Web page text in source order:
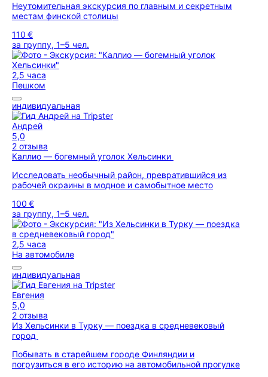
Неутомительная экскурсия по главным и секретным
местам финской столицы
110 €
за группу, 1–5 чел.
2,5 часа
Пешком
индивидуальная
Андрей
5,0
2 отзыва
Каллио — богемный уголок Хельсинки
Исследовать необычный район, превратившийся из
рабочей окраины в модное и самобытное место
100 €
за группу, 1–5 чел.
2,5 часа
На автомобиле
индивидуальная
Евгения
5,0
2 отзыва
Из Хельсинки в Турку — поездка в средневековый
город
Побывать в старейшем городе Финляндии и
погрузиться в его историю на автомобильной прогулке